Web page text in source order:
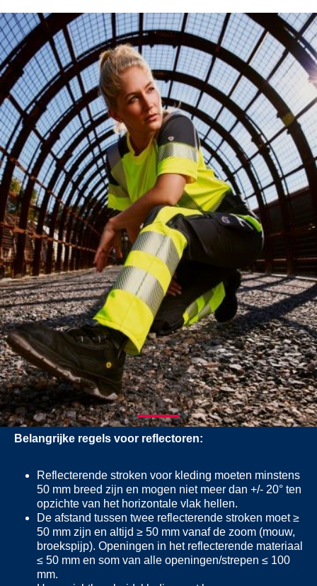
HOGE ZICHTBAARHEID MET REFLECTOREN
REFLECTERENDE STRIPS VOOR
HOGE ZICHTBAARHEIDSKLEDING
Belangrijke regels voor reflectoren:
Reflecterende stroken voor kleding moeten minstens
50 mm breed zijn en mogen niet meer dan +/- 20° ten
opzichte van het horizontale vlak hellen.
De afstand tussen twee reflecterende stroken moet ≥
50 mm zijn en altijd ≥ 50 mm vanaf de zoom (mouw,
broekspijp). Openingen in het reflecterende materiaal
≤ 50 mm en som van alle openingen/strepen ≤ 100
mm.